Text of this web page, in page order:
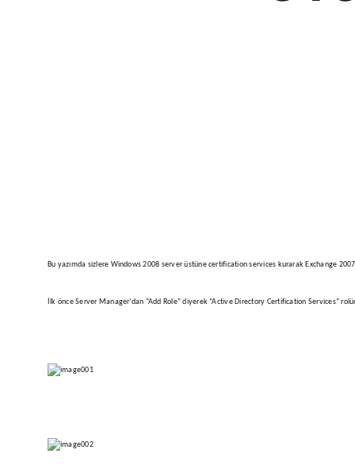
Bu yazımda sizlere Windows 2008 server üstüne certification services kurarak Exchange
İlk önce Server Manager’dan “Add Role” diyerek “Active Directory Certification Services”